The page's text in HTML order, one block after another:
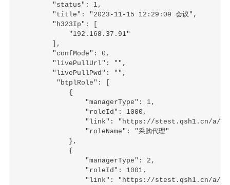
        "status": 1,
        "title": "2023-11-15 12:29:09 会议",
        "h323Ip": [
            "192.168.37.91"
        ],
        "confMode": 0,
        "livePullUrl": "",
        "livePullPwd": "",
         "btplRole": [
            {
                "managerType": 1,
                "roleId": 1000,
"link": "https://stest.qsh1.cn/a/
                "roleName": "采购代理"
            },
            {
                "managerType": 2,
                "roleId": 1001,
"link": "https://stest.qsh1.cn/a/